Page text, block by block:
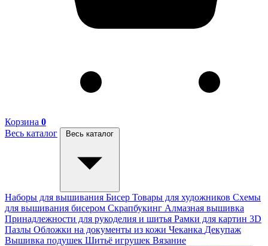
Корзина 0
Весь каталог
Весь каталог
Наборы для вышивания Бисер Товары для художников Схемы
для вышивания бисером Скрапбукинг Алмазная вышивка
Принадлежности для рукоделия и шитья Рамки для картин 3D
Пазлы Обложки на документы из кожи Чеканка Декупаж
Вышивка подушек Шитьё игрушек Вязание